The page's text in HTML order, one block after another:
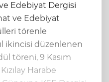
Edebiyat Dergisi
ve Edebiyat
törenle
ikincisi düzenlenen
töreni, 9 Kasım
Harabe